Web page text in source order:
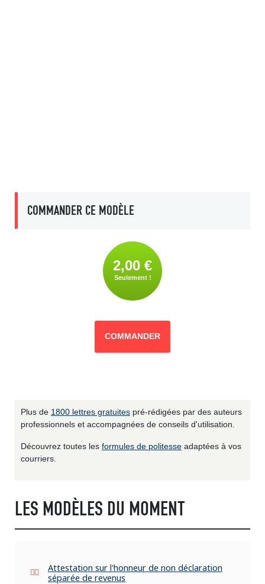
COMMANDER CE MODÈLE
2,00 €
Seulement !
COMMANDER
Plus de 1800 lettres gratuites pré-rédigées par des auteurs
professionnels et accompagnées de conseils d'utilisation.
Découvrez toutes les formules de politesse adaptées à vos
courriers.
LES MODÈLES DU MOMENT
Attestation sur l'honneur de non déclaration
séparée de revenus